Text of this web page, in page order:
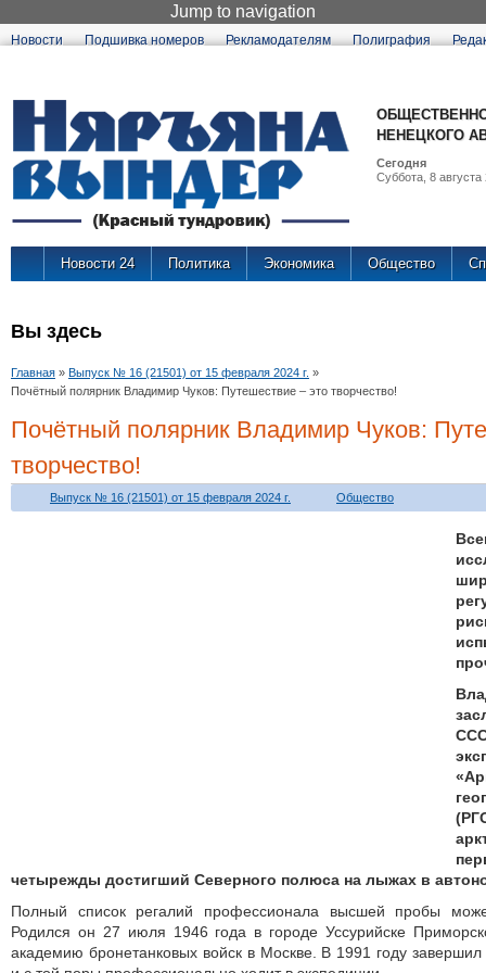
Jump to navigation
Новости Подшивка номеров Рекламодателям Полиграфия
НЕНЕЦКОГО
Сегодня
Суббота, 8 августа
Новости 24 Политика Экономика Общество
Вы здесь
Главная » Выпуск № 16 (21501) от 15 февраля 2024 г. »
Почётный полярник Владимир Чуков: Путешествие – это творчество!
Почётный полярник Владимир Чуков:
творчество!
Выпуск № 16 (21501) от 15 февраля 2024 г. Общество
четырежды достигший Северного полюса на лыжах в
Полный список регалий профессионала высшей пробы
Родился он 27 июля 1946 года в городе Уссурийске
академию бронетанковых войск в Москве. В 1991 году завершил